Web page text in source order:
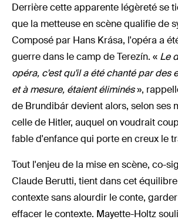
Derrière cette apparente légèreté se
que la metteuse en scène qualifie de
Composé par Hans Krása, l'opéra a
guerre dans le camp de Terezín. « Le
opéra, c'est qu'il a été chanté par des
et à mesure, étaient éliminés»,
de Brundibár devient alors, selon ses
celle de Hitler, auquel on voudrait
fable d'enfance qui porte en creux le
Tout l'enjeu de la mise en scène, co-
Claude Berutti, tient dans cet
contexte sans alourdir le conte,
effacer le contexte. Mayette-Holtz